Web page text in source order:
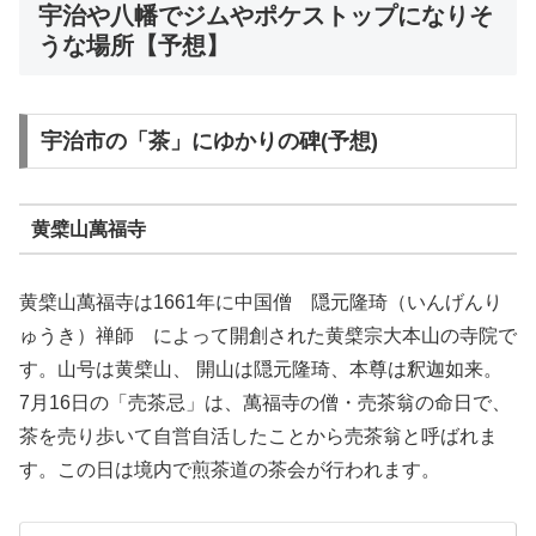
宇治や八幡でジムやポケストップになりそ
うな場所【予想】
宇治市の「茶」にゆかりの碑(予想)
黄檗山萬福寺
黄檗山萬福寺は1661年に中国僧 隠元隆琦（いんげんり
ゅうき）禅師 によって開創された黄檗宗大本山の寺院で
す。山号は黄檗山、 開山は隠元隆琦、本尊は釈迦如来。
7月16日の「売茶忌」は、萬福寺の僧・売茶翁の命日で、
茶を売り歩いて自営自活したことから売茶翁と呼ばれま
す。この日は境内で煎茶道の茶会が行われます。